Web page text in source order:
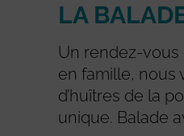
LA
Un rendez-vous
en famille, nous
d’huîtres de la
unique. Balade